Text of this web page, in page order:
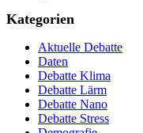
Kategorien
Aktuelle Debatte
Daten
Debatte Klima
Debatte Lärm
Debatte Nano
Debatte Stress